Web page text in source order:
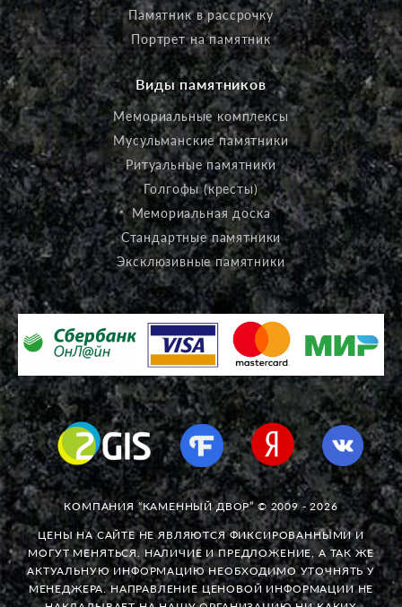
Памятник в рассрочку
Портрет на памятник
Виды памятников
Мемориальные комплексы
Мусульманские памятники
Ритуальные памятники
Голгофы (кресты)
Мемориальная доска
Стандартные памятники
Эксклюзивные памятники
КОМПАНИЯ “КАМЕННЫЙ ДВОР” © 2009 - 2026
ЦЕНЫ НА САЙТЕ НЕ ЯВЛЯЮТСЯ ФИКСИРОВАННЫМИ И
МОГУТ МЕНЯТЬСЯ. НАЛИЧИЕ И ПРЕДЛОЖЕНИЕ, А ТАК ЖЕ
АКТУАЛЬНУЮ ИНФОРМАЦИЮ НЕОБХОДИМО УТОЧНЯТЬ У
МЕНЕДЖЕРА. НАПРАВЛЕНИЕ ЦЕНОВОЙ ИНФОРМАЦИИ НЕ